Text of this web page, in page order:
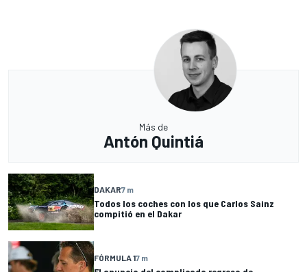
Más de
Antón Quintiá
DAKAR7 m
Todos los coches con los que Carlos Sainz
compitió en el Dakar
FÓRMULA 17 m